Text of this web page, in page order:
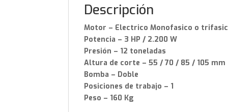
Descripción
Motor – Electrico Monofasico o
Potencia – 3 HP / 2.200 W
Presión – 12 toneladas
Altura de corte – 55 / 70 / 85 / 105 mm
Bomba – Doble
Posiciones de trabajo – 1
Peso – 160 Kg